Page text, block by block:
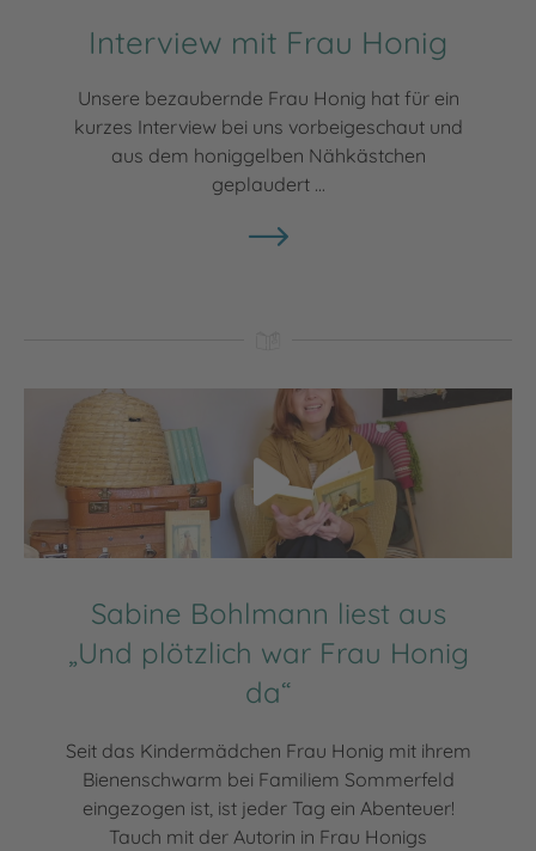
Interview mit Frau Honig
Unsere bezaubernde Frau Honig hat für ein
kurzes Interview bei uns vorbeigeschaut und
aus dem honiggelben Nähkästchen
geplaudert ...
Video abspielen
Sabine Bohlmann liest aus
„Und plötzlich war Frau Honig
da“
Seit das Kindermädchen Frau Honig mit ihrem
Bienenschwarm bei Familiem Sommerfeld
eingezogen ist, ist jeder Tag ein Abenteuer!
Tauch mit der Autorin in Frau Honigs